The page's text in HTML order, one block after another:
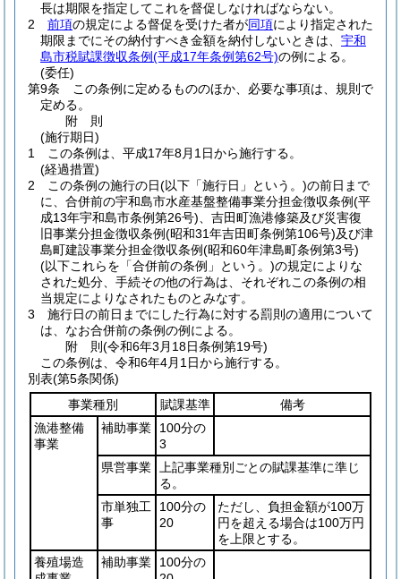
長は期限を指定してこれを督促しなければならない。
2
前項の規定による督促を受けた者が同項により指定された
期限までにその納付すべき金額を納付しないときは、 宇和
島市税賦課徴収条例(平成17年条例第62号)の例による。
(委任)
第9条
この条例に定めるもののほか、必要な事項は、規則で
定める。
附 則
(施行期日)
1
この条例は、平成17年8月1日から施行する。
(経過措置)
2
この条例の施行の日(以下「施行日」という。)の前日まで
に、合併前の宇和島市水産基盤整備事業分担金徴収条例(平
成13年宇和島市条例第26号) 、吉田町漁港修築及び災害復
旧事業分担金徴収条例(昭和31年吉田町条例第106号)及び津
島町建設事業分担金徴収条例(昭和60年津島町条例第3号)
(以下これらを「合併前の条例」という。)の規定によりな
された処分、手続その他の行為は、それぞれこの条例の相
当規定によりなされたものとみなす。
3
施行日の前日までにした行為に対する罰則の適用について
は、なお合併前の条例の例による。
附 則(令和6年3月18日条例第19号)
この条例は、令和6年4月1日から施行する。
別表(第5条関係)
事業種別
賦課基準
備考
漁港整備
事業
補助事業
100分の
3
県営事業
上記事業種別ごとの賦課基準に準じ
る。
市単独工
事
100分の
20
ただし、負担金額が100万
円を超える場合は100万円
を上限とする。
養殖場造
補助事業
100分の